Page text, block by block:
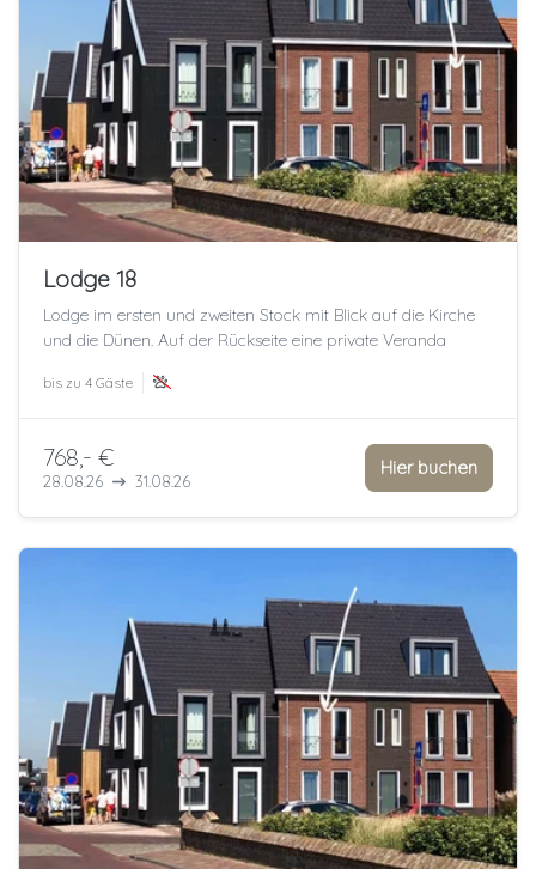
Lodge 18
Lodge im ersten und zweiten Stock mit Blick auf die Kirche
und die Dünen. Auf der Rückseite eine private Veranda
bis zu 4 Gäste
768,- €
28.08.26 31.08.26
Hier buchen